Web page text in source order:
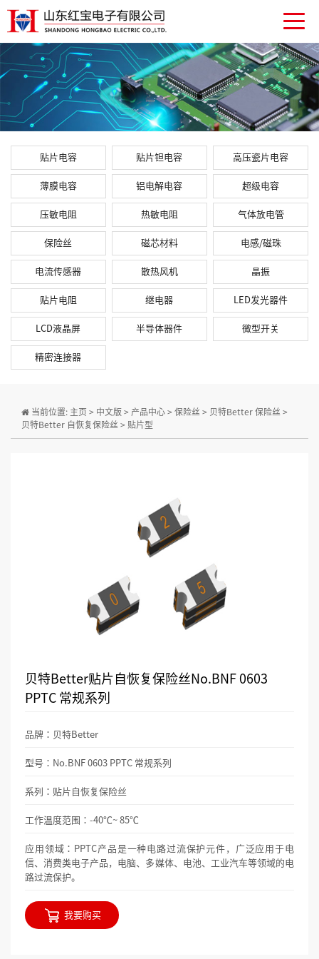
贴片电容 贴片钽电容 高压瓷片电容
薄膜电容 铝电解电容 超级电容
压敏电阻 热敏电阻 气体放电管
保险丝 磁芯材料 电感/磁珠
电流传感器 散热风机 晶振
贴片电阻 继电器 LED发光器件
LCD液晶屏 半导体器件 微型开关
精密连接器
当前位置: 主页 > 中文版 > 产品中心 > 保险丝 > 贝特Better 保险丝 >
贝特Better 自恢复保险丝 > 贴片型
贝特Better贴片自恢复保险丝No.BNF 0603
PPTC 常规系列
品牌：贝特Better
型号：No.BNF 0603 PPTC 常规系列
系列：贴片自恢复保险丝
工作温度范围：-40℃~ 85℃
应用领域：PPTC产品是一种电路过流保护元件，广泛应用于电
信、消费类电子产品，电脑、多媒体、电池、工业汽车等领域的电
路过流保护。
我要购买